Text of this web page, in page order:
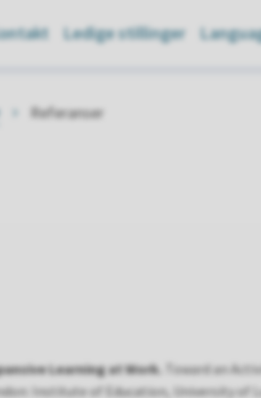
Ledige stillinger
Referanser
Learning at Work.
Toward an
Institute of Education, University of